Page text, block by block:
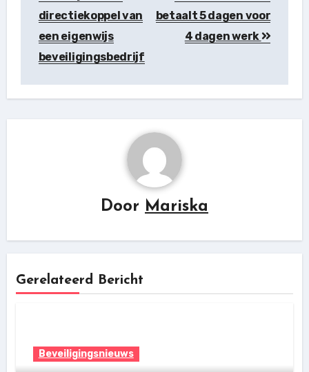
directiekoppel van
een eigenwijs
beveiligingsbedrijf
betaalt 5 dagen voor
4 dagen werk
Door Mariska
Gerelateerd Bericht
Beveiligingsnieuws